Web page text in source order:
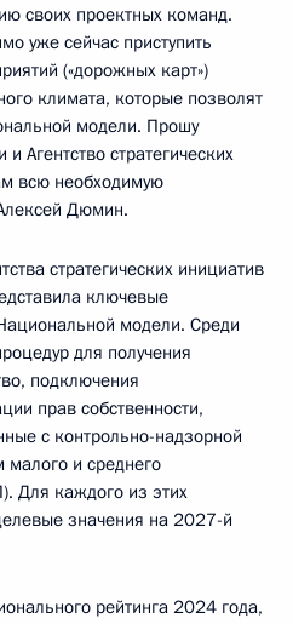
своих проектных команд.
уже сейчас приступить
(«дорожных карт»)
климата, которые позволят
модели. Прошу
Агентство стратегических
всю необходимую
Дюмин.
стратегических инициатив
ключевые
модели. Среди
для получения
подключения
прав собственности,
с контрольно-надзорной
малого и среднего
Для каждого из этих
значения на 2027-й
рейтинга 2024 года,